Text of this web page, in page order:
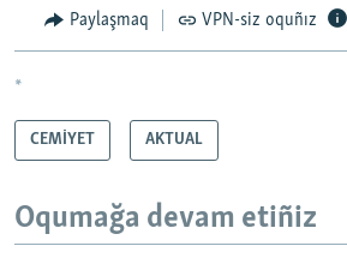
Paylaşmaq VPN-siz oquñız
*
CEMİYET AKTUAL
Oqumağa devam etiñiz